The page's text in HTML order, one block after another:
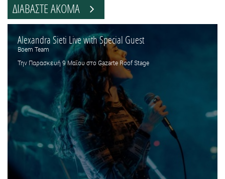
ΔΙΑΒΑΣΤΕ ΑΚΟΜΑ
Alexandra Sieti Live with Special Guest
Boem Team
Την Παρασκευή 9 Μαΐου στο Gazarte Roof Stage